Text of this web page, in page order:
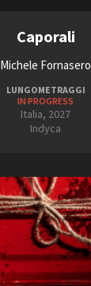
Caporali
Michele Fornasero
LUNGOMETRAGGI
IN PROGRESS
Italia, 2027
Indyca